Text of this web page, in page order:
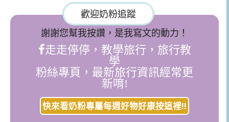
歡迎奶粉追蹤
謝謝您幫我按讚，是我寫文的動力！
走走停停，教學旅行，旅行教
學
粉絲專頁，最新旅行資訊經常更
新唷!
快來看奶粉專屬每週好物好康按這裡!!